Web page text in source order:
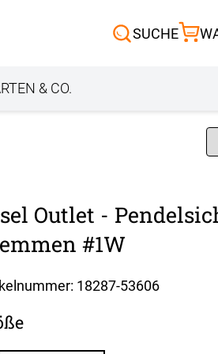
SUCHE
& CO.
Outlet -
#1W
18287-53606